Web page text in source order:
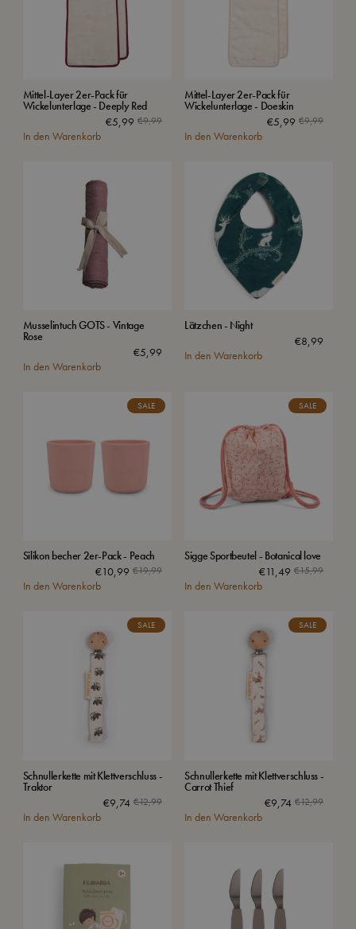
Mittel-Layer 2er-Pack für
Wickelunterlage - Deeply Red
€9,99Ursprünglicher
€5,99
Aktueller
In den Warenkorb
Mittel-Layer 2er-Pack für
Wickelunterlage - Doeskin
€9,99
€5,99
In den Warenkorb
Musselintuch GOTS - Vintage
Rose
€5,99
In den Warenkorb
Lätzchen - Night
€8,99
In den Warenkorb
SALE
Silikon becher 2er-Pack - Peach
€19,99Ursprünglicher
€19,99
€10,99
Aktueller
€10,99.
In den Warenkorb
SALE
Sigge Sportbeutel - Botanical love
€15,99
€15,99
€11,49
€11,49.
In den Warenkorb
SALE
Schnullerkette mit Klettverschluss -
Traktor
€12,99
€9,74
In den Warenkorb
SALE
Schnullerkette mit Klettverschluss -
Carrot Thief
€12,99
€9,74
In den Warenkorb